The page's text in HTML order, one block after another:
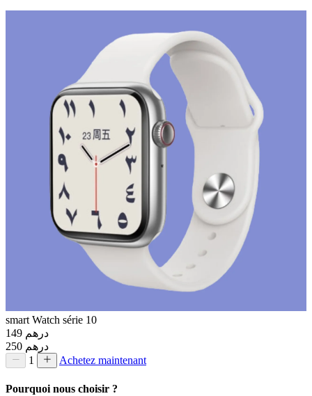
smart Watch série 10
149 درهم
250 درهم
1
Achetez maintenant
Pourquoi nous choisir ?